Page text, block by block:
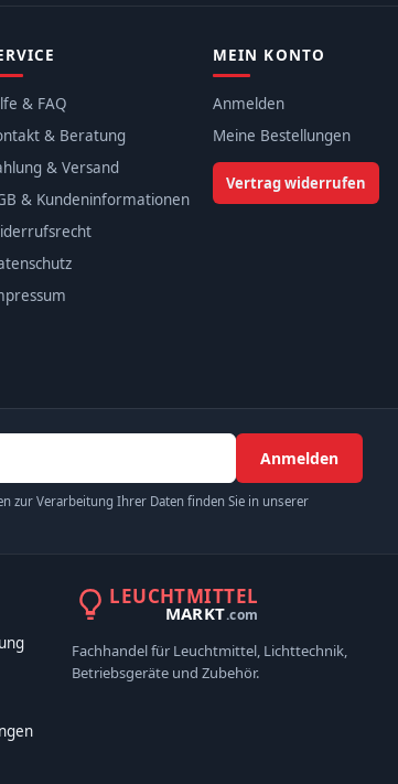
& FAQ
& Beratung
& Versand
& Kundeninformationen
MEIN KONTO
Anmelden
Meine Bestellungen
Vertrag widerrufen
Anmelden
zur Verarbeitung Ihrer Daten finden Sie in unserer
LEUCHTMITTEL
MARKT.com
Fachhandel für Leuchtmittel, Lichttechnik,
Betriebsgeräte und Zubehör.